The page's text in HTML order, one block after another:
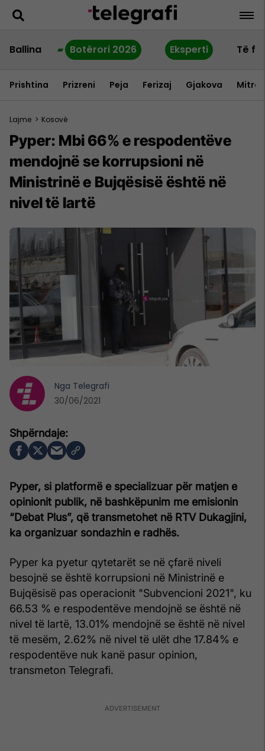
Ballina Botërori 2026 Eksperti Të
Prishtina Prizreni Peja Ferizaj Gjakova
Lajme > Kosovë
Pyper: Mbi 66% e respodentëve
mendojnë se korrupsioni në
Ministrinë e Bujqësisë është në
nivel të lartë
Pyper, si platformë e specializuar për matjen e
opinionit publik, në bashkëpunim me emisionin
“Debat Plus”, që transmetohet në RTV Dukagjini,
ka organizuar sondazhin e radhës.
Pyper ka pyetur qytetarët se në çfarë niveli
besojnë se është korrupsioni në Ministrinë e
Bujqësisë pas operacionit "Subvencioni 2021", ku
66.53 % e respodentëve mendojnë se është në
nivel të lartë, 13.01% mendojnë se është në nivel
të mesëm, 2.62% në nivel të ulët dhe 17.84% e
respodentëve nuk kanë pasur opinion,
transmeton Telegrafi.
Nga Telegrafi
30/06/2021